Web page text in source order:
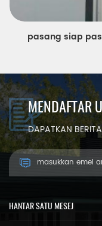
MENDAFTAR
DAPATKAN
HANTAR SATU MESEJ